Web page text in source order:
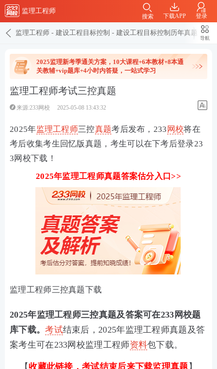
监理工程师
下载APP 登录
搜索
监理工程师 - 建设工程目标控制 - 建设工程目标控制历年真题
导航
2025监理新考季通关方案，10大课程+6本教材+8本通
关教辅+vip题库+4小时内答疑，一站式学习
监理工程师考试三控真题
来源:233网校 2025-05-08 13:43:32
2025年监理工程师三控真题考后发布，233 网校将在
考后收集考生回忆版真题，考生可以在下考后登录23
3网校下载 ！
2025年监理工程师真题答案估分入口>>
监理工程师三控真题下载
2025年监理工程师三控真题及答案可在233网校题
库下载。考试结束后，2025年监理工程师真题及答
案考生可在233网校监理工程师资料包下载。
【收藏此链接，考试结束后来下载监理真题 】